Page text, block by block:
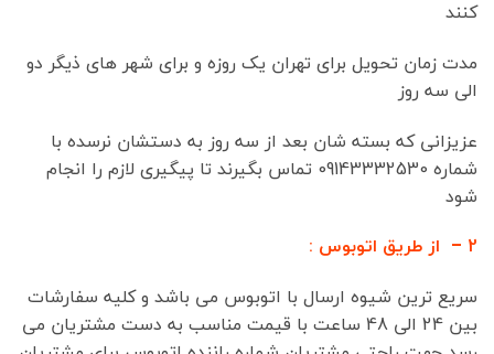
کنند
مدت زمان تحویل برای تهران یک روزه و برای شهر های ذیگر دو
الی سه روز
عزیزانی که بسته شان بعد از سه روز به دستشان نرسده با
شماره 09143332530 تماس بگیرند تا پیگیری لازم را انجام
شود
2 – از طریق اتوبوس :
سریع ترین شیوه ارسال با اتوبوس می باشد و کلیه سفارشات
بین 24 الی 48 ساعت با قیمت مناسب به دست مشتریان می